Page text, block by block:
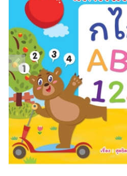
Previous slide